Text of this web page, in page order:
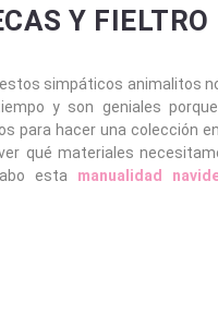
Y FIELTRO
simpáticos animalitos
y son geniales
para hacer una colección
qué materiales
esta manualidad